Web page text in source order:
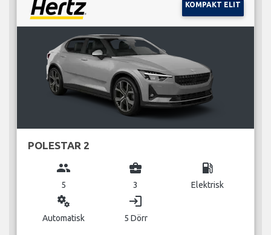
KOMPAKT ELIT
POLESTAR 2
group
5
business_center
3
local_gas_station
Elektrisk
miscellaneous_services
Automatisk
login
5 Dörr